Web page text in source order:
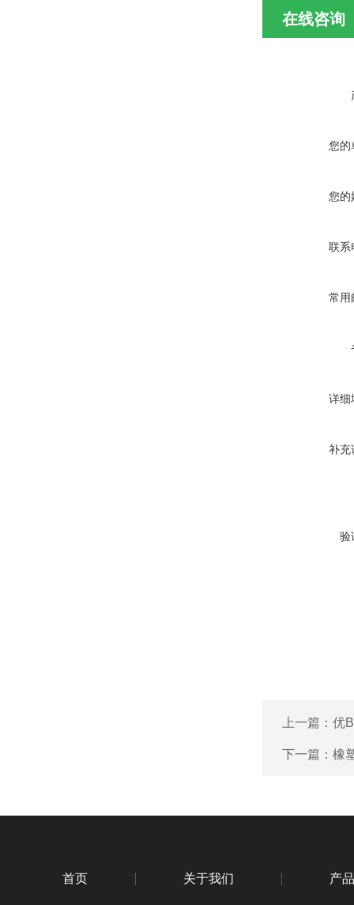
在线咨询
您的
您的
联系
常用
详细
补充
验
上一篇： 优
下一篇： 橡
首页 关于我们 产